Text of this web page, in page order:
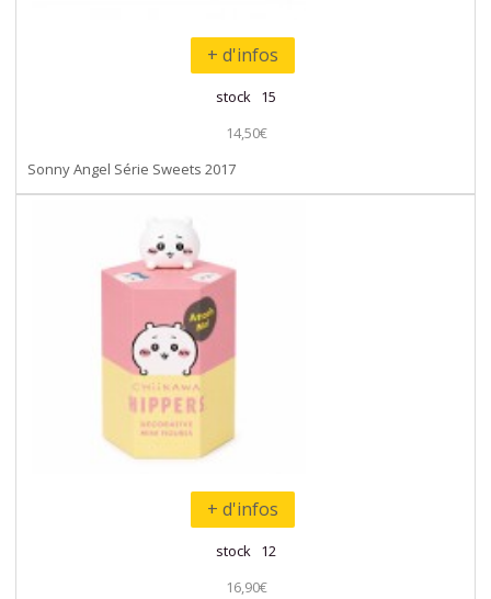
+ d'infos
stock 15
14,50€
Sonny Angel Série Sweets 2017
+ d'infos
stock 12
16,90€